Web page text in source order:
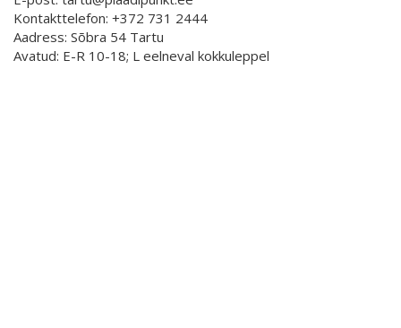
Kontakttelefon: +372 731 2444
Aadress: Sõbra 54 Tartu
Avatud: E-R 10-18; L eelneval kokkuleppel